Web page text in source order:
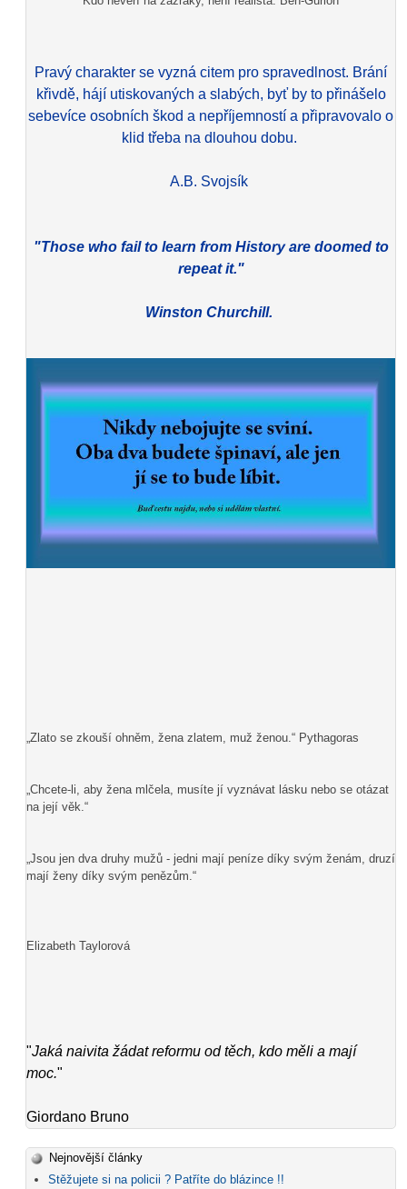
Pravý charakter se vyzná citem pro spravedlnost. Brání
křivdě, hájí utiskovaných a slabých, byť by to přinášelo
sebevíce osobních škod a nepříjemností a připravovalo o
klid třeba na dlouhou dobu.
A.B. Svojsík
"Those who fail to learn from History are doomed to
repeat it."
Winston Churchill.
„Zlato se zkouší ohněm, žena zlatem, muž ženou.“ Pythagoras
„Chcete-li, aby žena mlčela, musíte jí vyznávat lásku nebo se otázat
na její věk.“
„Jsou jen dva druhy mužů - jedni mají peníze díky svým ženám, druzí
mají ženy díky svým penězům.“
Elizabeth Taylorová
"Jaká naivita žádat reformu od těch, kdo měli a mají
moc."
Giordano Bruno
Nejnovější články
Stěžujete si na policii ? Patříte do blázince !!